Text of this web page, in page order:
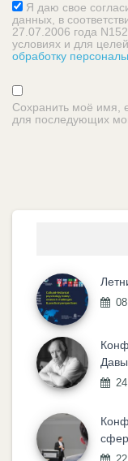
Я даю свое
данных, в
27.07.2006 года
условиях и для
обработку
Сохранить моё имя,
для последующих